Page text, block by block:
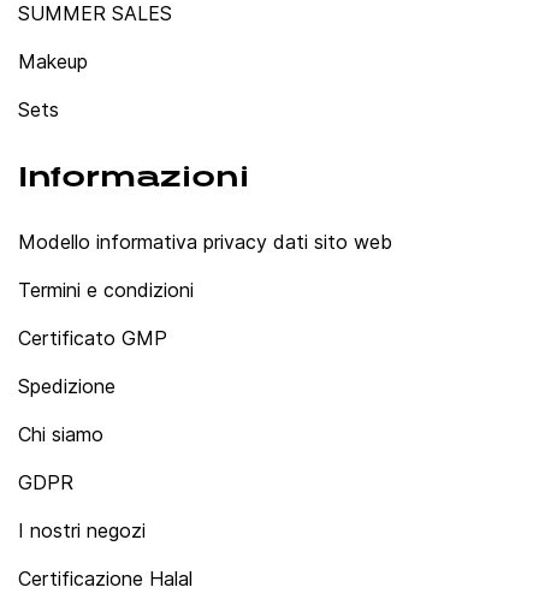
SUMMER SALES
Makeup
Sets
Informazioni
Modello informativa privacy dati sito web
Termini e condizioni
Certificato GMP
Spedizione
Chi siamo
GDPR
I nostri negozi
Certificazione Halal